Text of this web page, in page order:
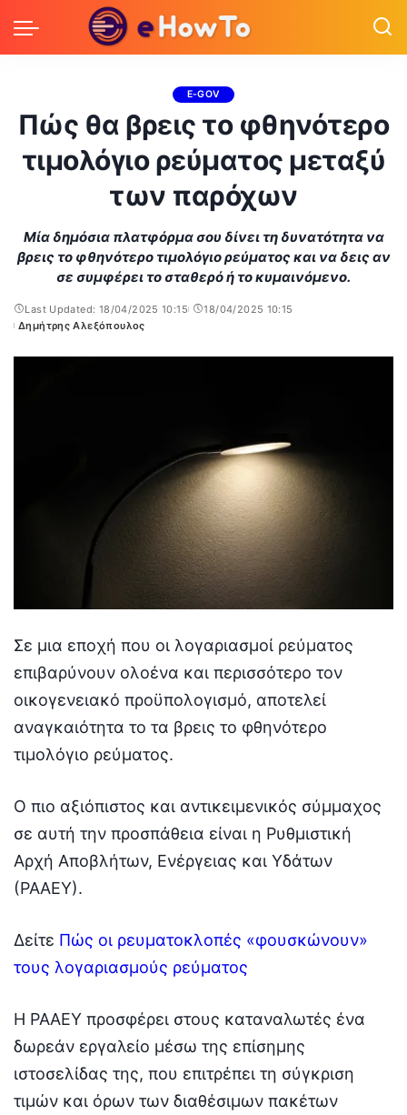
E-GOV
Πώς θα βρεις το φθηνότερο
τιμολόγιο ρεύματος μεταξύ
των παρόχων
Μία δημόσια πλατφόρμα σου δίνει τη δυνατότητα να
βρεις το φθηνότερο τιμολόγιο ρεύματος και να δεις αν
σε συμφέρει το σταθερό ή το κυμαινόμενο.
Last Updated: 18/04/2025 10:15
18/04/2025 10:15
Posted
Δημήτρης Αλεξόπουλος
Σε μια εποχή που οι λογαριασμοί ρεύματος
επιβαρύνουν ολοένα και περισσότερο τον
οικογενειακό προϋπολογισμό, αποτελεί
αναγκαιότητα το τα βρεις το φθηνότερο
τιμολόγιο ρεύματος.
Ο πιο αξιόπιστος και αντικειμενικός σύμμαχος
σε αυτή την προσπάθεια είναι η Ρυθμιστική
Αρχή Αποβλήτων, Ενέργειας και Υδάτων
(ΡΑΑΕΥ).
Δείτε Πώς οι ρευματοκλοπές «φουσκώνουν»
τους λογαριασμούς ρεύματος
Η ΡΑΑΕΥ προσφέρει στους καταναλωτές ένα
δωρεάν εργαλείο μέσω της επίσημης
ιστοσελίδας της, που επιτρέπει τη σύγκριση
τιμών και όρων των διαθέσιμων πακέτων